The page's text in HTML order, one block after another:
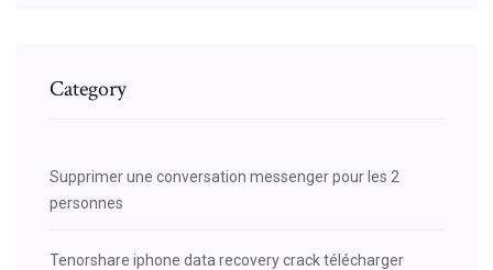
Category
Supprimer une conversation messenger pour les 2
personnes
Tenorshare iphone data recovery crack télécharger